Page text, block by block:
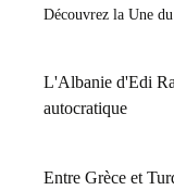
Découvrez la Une
L'Albanie d'Edi
autocratique
Entre Grèce et